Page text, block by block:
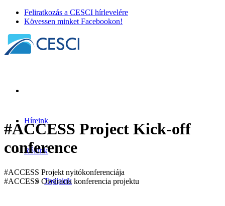
Feliratkozás a CESCI hírlevelére
Kövessen minket Facebookon!
Híreink
Rólunk
Tagjaink
#ACCESS Project Kick-off
conference
#ACCESS Projekt nyitókonferenciája
#ACCESS Otváracia konferencia projektu